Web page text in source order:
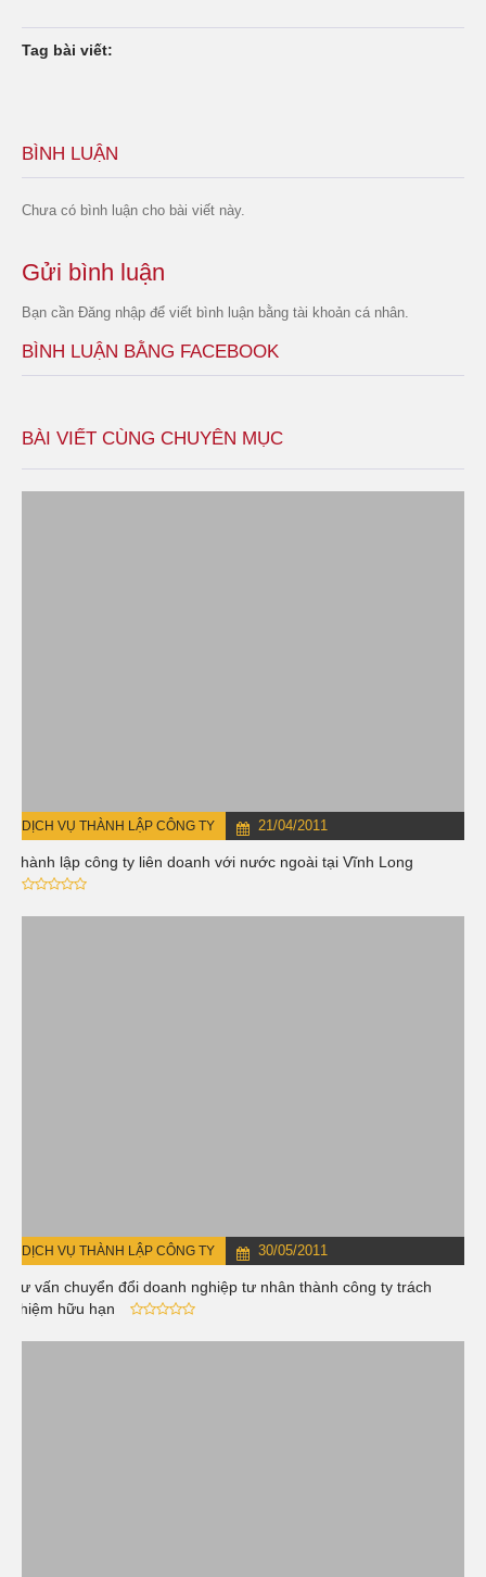
Tag bài viết:
BÌNH LUẬN
Chưa có bình luận cho bài viết này.
Gửi bình luận
Bạn cần Đăng nhập để viết bình luận bằng tài khoản cá nhân.
BÌNH LUẬN BẰNG FACEBOOK
BÀI VIẾT CÙNG CHUYÊN MỤC
DỊCH VỤ THÀNH LẬP CÔNG TY 21/04/2011
Thành lập công ty liên doanh với nước ngoài tại Vĩnh Long
DỊCH VỤ THÀNH LẬP CÔNG TY 30/05/2011
Tư vấn chuyển đổi doanh nghiệp tư nhân thành công ty trách
nhiệm hữu hạn